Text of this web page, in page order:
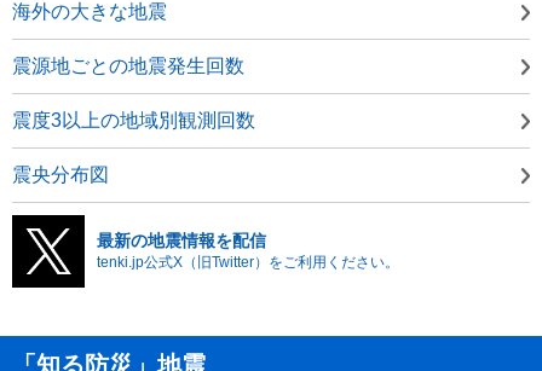
海外の大きな地震
震源地ごとの地震発生回数
震度3以上の地域別観測回数
震央分布図
最新の地震情報を配信
tenki.jp公式X（旧Twitter）をご利用ください。
「知る防災」地震